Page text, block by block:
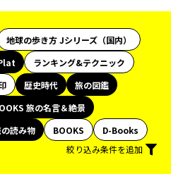
地球の歩き方 Jシリーズ（国内）
ランキング&テクニック
歴史時代
旅の図鑑
旅の名言＆絶景
読み物 BOOKS
D-Books
絞り込み条件を追加